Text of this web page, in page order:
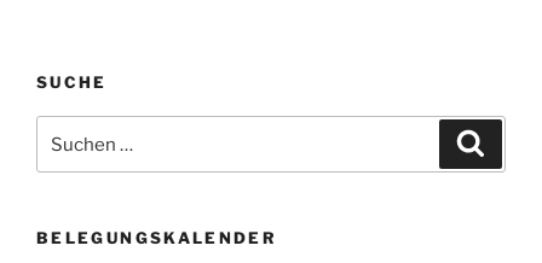
SUCHE
nach:
BELEGUNGSKALENDER